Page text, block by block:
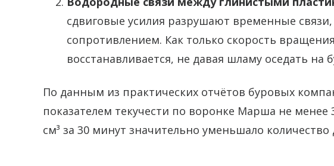
сдвиговые усилия разрушают временные
сопротивлением. Как только скорость
восстанавливается, не давая шламу оседать на
По данным из практических отчётов буровых
показателем текучести по воронке Марша не менее
см³ за 30 минут значительно уменьшало